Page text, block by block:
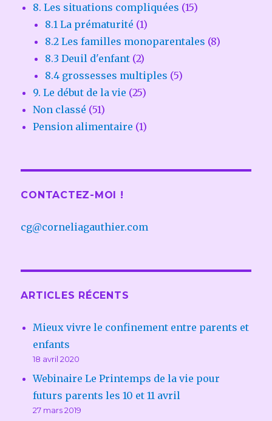
8. Les situations compliquées (15)
8.1 La prématurité (1)
8.2 Les familles monoparentales (8)
8.3 Deuil d'enfant (2)
8.4 grossesses multiples (5)
9. Le début de la vie (25)
Non classé (51)
Pension alimentaire (1)
CONTACTEZ-MOI !
cg@corneliagauthier.com
ARTICLES RÉCENTS
Mieux vivre le confinement entre parents et
enfants
18 avril 2020
Webinaire Le Printemps de la vie pour
futurs parents les 10 et 11 avril
27 mars 2019